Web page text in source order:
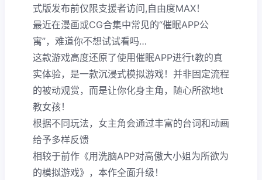
式版发布前仅限支援者访问,自由度MAX！
最近在漫画或CG合集中常见的“催眠APP公
寓”，难道你不想试试看吗…
这款游戏高度还原了使用催眠APP进行t教的真
实体验，是一款沉浸式模拟游戏！并非固定流程
的被动观赏，而是让你化身主角，随心所欲地t
教女孩！
根据不同玩法，女主角会通过丰富的台词和动画
给予多样反馈
相较于前作《用洗脑APP对高傲大小姐为所欲为
的模拟游戏》，本作全面升级！